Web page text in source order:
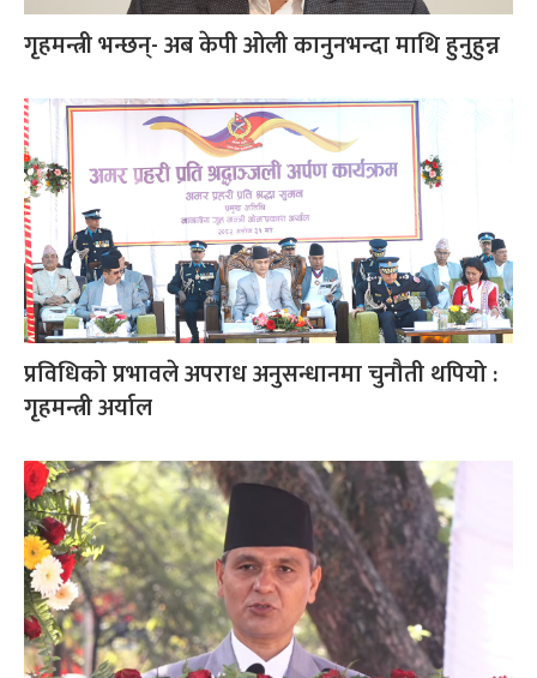
गृहमन्त्री भन्छन्- अब केपी ओली कानुनभन्दा माथि हुनुहुन्न
प्रविधिको प्रभावले अपराध अनुसन्धानमा चुनौती थपियो :
गृहमन्त्री अर्याल